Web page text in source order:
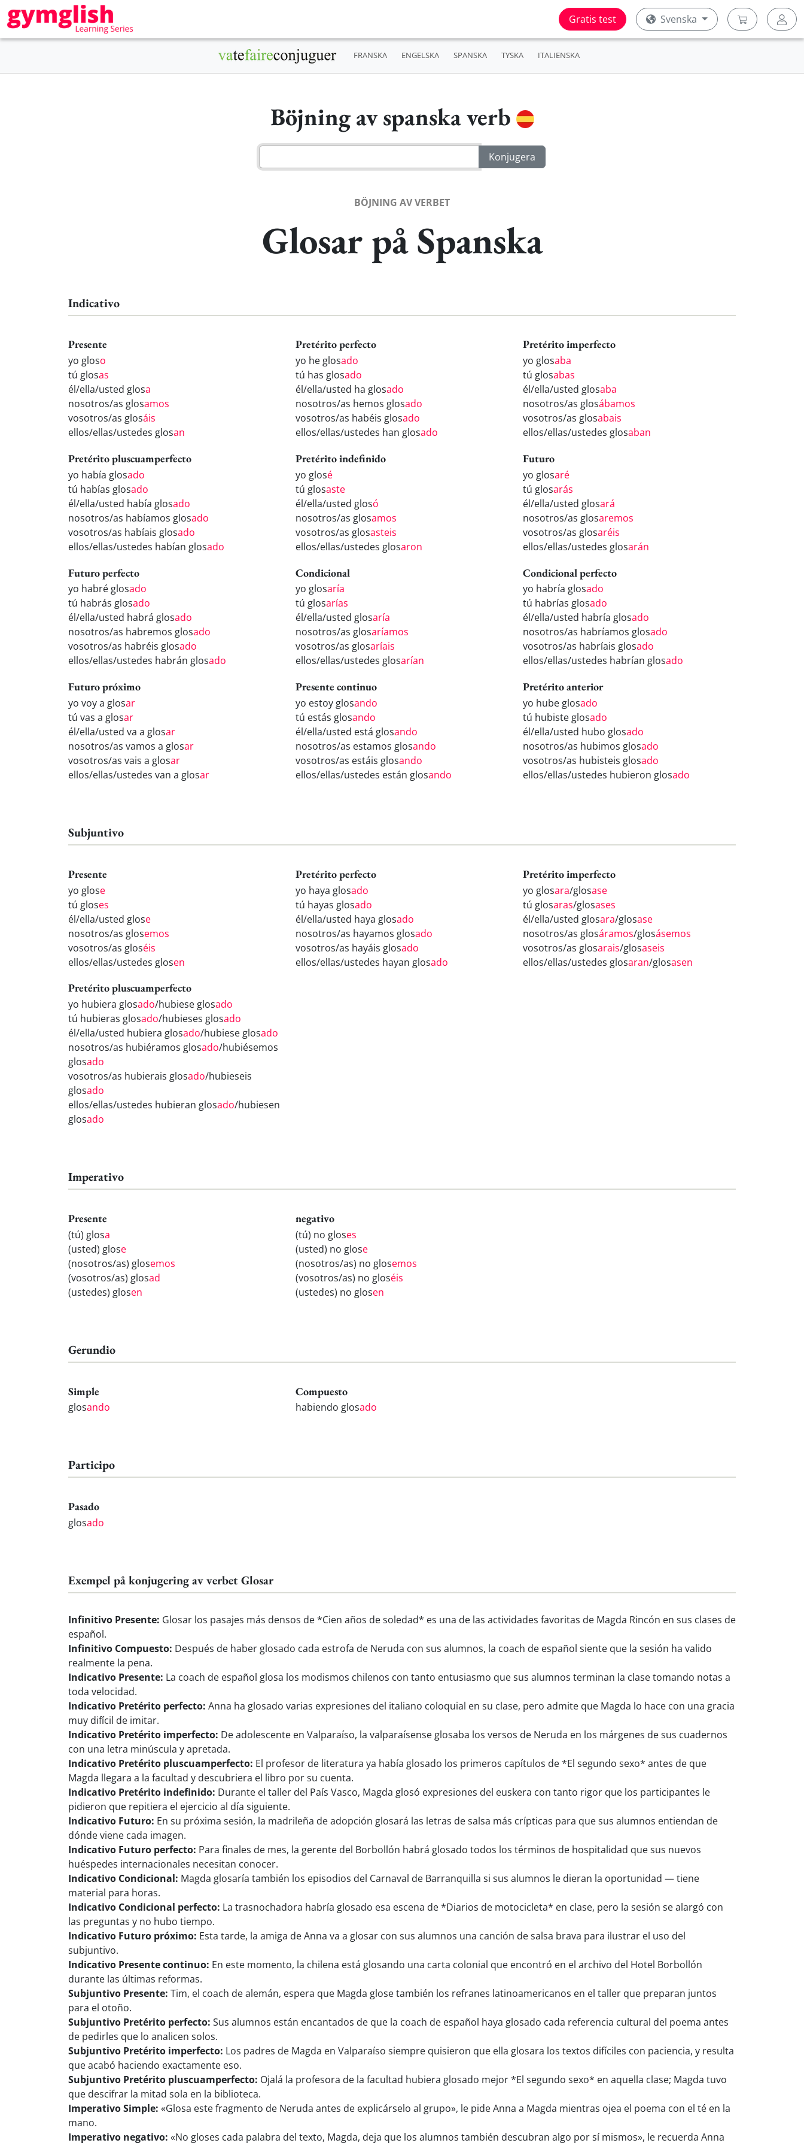
Gratis test Svenska
FRANSKA ENGELSKA SPANSKA TYSKA ITALIENSKA
Böjning av spanska verb
BÖJNING AV VERBET
Glosar på Spanska
Indicativo
Presente
yo gloso
tú glosas
él/ella/usted glosa
nosotros/as glosamos
vosotros/as glosáis
ellos/ellas/ustedes glosan
Pretérito perfecto
yo he glosado
tú has glosado
él/ella/usted ha glosado
nosotros/as hemos glosado
vosotros/as habéis glosado
ellos/ellas/ustedes han glosado
Pretérito imperfecto
yo glosaba
tú glosabas
él/ella/usted glosaba
nosotros/as glosábamos
vosotros/as glosabais
ellos/ellas/ustedes glosaban
Pretérito pluscuamperfecto
yo había glosado
tú habías glosado
él/ella/usted había glosado
nosotros/as habíamos glosado
vosotros/as habíais glosado
ellos/ellas/ustedes habían glosado
Pretérito indefinido
yo glosé
tú glosaste
él/ella/usted glosó
nosotros/as glosamos
vosotros/as glosasteis
ellos/ellas/ustedes glosaron
Futuro
yo glosaré
tú glosarás
él/ella/usted glosará
nosotros/as glosaremos
vosotros/as glosaréis
ellos/ellas/ustedes glosarán
Futuro perfecto
yo habré glosado
tú habrás glosado
él/ella/usted habrá glosado
nosotros/as habremos glosado
vosotros/as habréis glosado
ellos/ellas/ustedes habrán glosado
Condicional
yo glosaría
tú glosarías
él/ella/usted glosaría
nosotros/as glosaríamos
vosotros/as glosaríais
ellos/ellas/ustedes glosarían
Condicional perfecto
yo habría glosado
tú habrías glosado
él/ella/usted habría glosado
nosotros/as habríamos glosado
vosotros/as habríais glosado
ellos/ellas/ustedes habrían glosado
Futuro próximo
yo voy a glosar
tú vas a glosar
él/ella/usted va a glosar
nosotros/as vamos a glosar
vosotros/as vais a glosar
ellos/ellas/ustedes van a glosar
Presente continuo
yo estoy glosando
tú estás glosando
él/ella/usted está glosando
nosotros/as estamos glosando
vosotros/as estáis glosando
ellos/ellas/ustedes están glosando
Pretérito anterior
yo hube glosado
tú hubiste glosado
él/ella/usted hubo glosado
nosotros/as hubimos glosado
vosotros/as hubisteis glosado
ellos/ellas/ustedes hubieron glosado
Subjuntivo
Presente
yo glose
tú gloses
él/ella/usted glose
nosotros/as glosemos
vosotros/as gloséis
ellos/ellas/ustedes glosen
Pretérito perfecto
yo haya glosado
tú hayas glosado
él/ella/usted haya glosado
nosotros/as hayamos glosado
vosotros/as hayáis glosado
ellos/ellas/ustedes hayan glosado
Pretérito imperfecto
yo glosara/glosase
tú glosaras/glosases
él/ella/usted glosara/glosase
nosotros/as glosáramos/glosásemos
vosotros/as glosarais/glosaseis
ellos/ellas/ustedes glosaran/glosasen
Pretérito pluscuamperfecto
yo hubiera glosado/hubiese glosado
tú hubieras glosado/hubieses glosado
él/ella/usted hubiera glosado/hubiese glosado
nosotros/as hubiéramos glosado/hubiésemos
glosado
vosotros/as hubierais glosado/hubieseis
glosado
ellos/ellas/ustedes hubieran glosado/hubiesen
glosado
Imperativo
Presente
(tú) glosa
(usted) glose
(nosotros/as) glosemos
(vosotros/as) glosad
(ustedes) glosen
negativo
(tú) no gloses
(usted) no glose
(nosotros/as) no glosemos
(vosotros/as) no gloséis
(ustedes) no glosen
Gerundio
Simple
glosando
Compuesto
habiendo glosado
Participo
Pasado
glosado
Exempel på konjugering av verbet Glosar
Infinitivo Presente: Glosar los pasajes más densos de *Cien años de soledad* es una de las actividades favoritas de Magda Rincón en sus clases de
español.
Infinitivo Compuesto: Después de haber glosado cada estrofa de Neruda con sus alumnos, la coach de español siente que la sesión ha valido
realmente la pena.
Indicativo Presente: La coach de español glosa los modismos chilenos con tanto entusiasmo que sus alumnos terminan la clase tomando notas a
toda velocidad.
Indicativo Pretérito perfecto: Anna ha glosado varias expresiones del italiano coloquial en su clase, pero admite que Magda lo hace con una gracia
muy difícil de imitar.
Indicativo Pretérito imperfecto: De adolescente en Valparaíso, la valparaísense glosaba los versos de Neruda en los márgenes de sus cuadernos
con una letra minúscula y apretada.
Indicativo Pretérito pluscuamperfecto: El profesor de literatura ya había glosado los primeros capítulos de *El segundo sexo* antes de que
Magda llegara a la facultad y descubriera el libro por su cuenta.
Indicativo Pretérito indefinido: Durante el taller del País Vasco, Magda glosó expresiones del euskera con tanto rigor que los participantes le
pidieron que repitiera el ejercicio al día siguiente.
Indicativo Futuro: En su próxima sesión, la madrileña de adopción glosará las letras de salsa más crípticas para que sus alumnos entiendan de
dónde viene cada imagen.
Indicativo Futuro perfecto: Para finales de mes, la gerente del Borbollón habrá glosado todos los términos de hospitalidad que sus nuevos
huéspedes internacionales necesitan conocer.
Indicativo Condicional: Magda glosaría también los episodios del Carnaval de Barranquilla si sus alumnos le dieran la oportunidad — tiene
material para horas.
Indicativo Condicional perfecto: La trasnochadora habría glosado esa escena de *Diarios de motocicleta* en clase, pero la sesión se alargó con
las preguntas y no hubo tiempo.
Indicativo Futuro próximo: Esta tarde, la amiga de Anna va a glosar con sus alumnos una canción de salsa brava para ilustrar el uso del
subjuntivo.
Indicativo Presente continuo: En este momento, la chilena está glosando una carta colonial que encontró en el archivo del Hotel Borbollón
durante las últimas reformas.
Subjuntivo Presente: Tim, el coach de alemán, espera que Magda glose también los refranes latinoamericanos en el taller que preparan juntos
para el otoño.
Subjuntivo Pretérito perfecto: Sus alumnos están encantados de que la coach de español haya glosado cada referencia cultural del poema antes
de pedirles que lo analicen solos.
Subjuntivo Pretérito imperfecto: Los padres de Magda en Valparaíso siempre quisieron que ella glosara los textos difíciles con paciencia, y resulta
que acabó haciendo exactamente eso.
Subjuntivo Pretérito pluscuamperfecto: Ojalá la profesora de la facultad hubiera glosado mejor *El segundo sexo* en aquella clase; Magda tuvo
que descifrar la mitad sola en la biblioteca.
Imperativo Simple: «Glosa este fragmento de Neruda antes de explicárselo al grupo», le pide Anna a Magda mientras ojea el poema con el té en la
mano.
Imperativo negativo: «No gloses cada palabra del texto, Magda, deja que los alumnos también descubran algo por sí mismos», le recuerda Anna